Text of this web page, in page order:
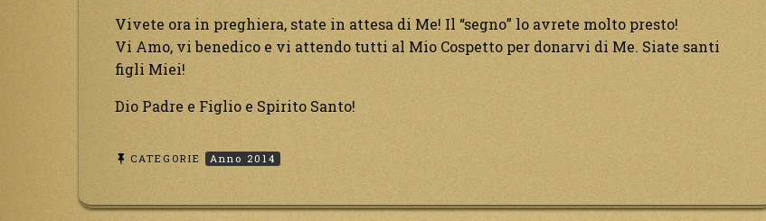
Vivete ora in preghiera, state in attesa di Me! Il “segno” lo avrete molto presto!
Vi Amo, vi benedico e vi attendo tutti al Mio Cospetto per donarvi di Me. Siate santi
figli Miei!
Dio Padre e Figlio e Spirito Santo!
CATEGORIE Anno 2014